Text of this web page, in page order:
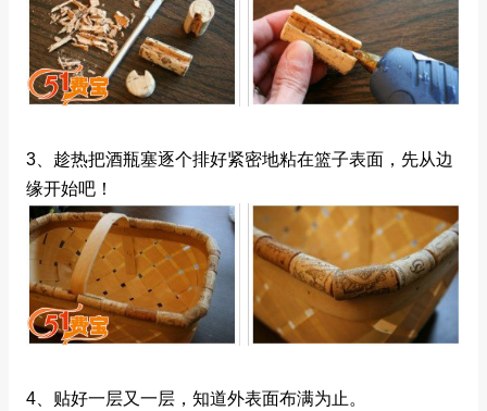
3、趁热把酒瓶塞逐个排好紧密地粘在篮子表面，先从边
缘开始吧！
4、贴好一层又一层，知道外表面布满为止。